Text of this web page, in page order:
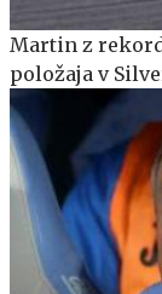
Martin z
položaja v